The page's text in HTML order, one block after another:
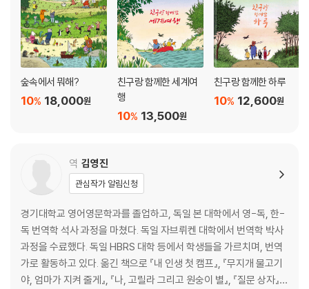
숲속에서 뭐해?
18,000원
10%
친구랑 함께한 세계여
행
13,500원
10%
친구랑 함께한 하루
12,600원
10%
역 김영진
관심작가 알림신청
경기대학교 영어영문학과를 졸업하고, 독일 본 대학에서 영-독, 한-
독 번역학 석사 과정을 마쳤다. 독일 자브뤼켄 대학에서 번역학 박사
과정을 수료했다. 독일 HBRS 대학 등에서 학생들을 가르치며, 번역
가로 활동하고 있다. 옮긴 책으로 『내 인생 첫 캠프』, 『무지개 물고기
야, 엄마가 지켜 줄게』, 『나, 고릴라 그리고 원숭이 별』, 『질문 상자』,